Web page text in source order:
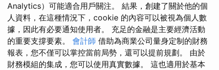
Analytics）可能適合用戶關注。 結果，創建了關於他的個
人資料，在這種情況下，cookie 的內容可以被視為個人數
據，因此有必要通知使用者。 充足的金融是主要經濟活動
的重要支撐要素。 會計師 借助為商業公司量身定制的財務
報表，您不僅可以掌控當前局勢，還可以提前規劃。 由於
財務模組的集成，您可以使用真實數據。 這也適用於基本